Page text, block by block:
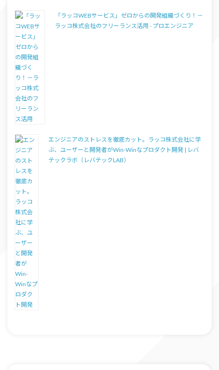
「ラッコWEBサービス」ゼロからの開発組織づくり！－
ラッコ株式会社のフリーランス活用 - プロエンジニア
エンジニアのストレスを徹底カット。ラッコ株式会社に学
ぶ、ユーザーと開発者がWin-Winなプロダクト開発 | レバ
テックラボ（レバテックLAB）